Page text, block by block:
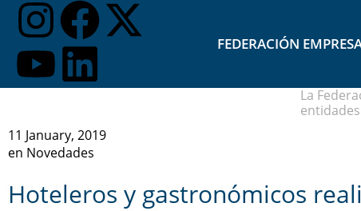
FEDERACIÓN
La
11 January, 2019
en Novedades
Hoteleros y gastronómicos